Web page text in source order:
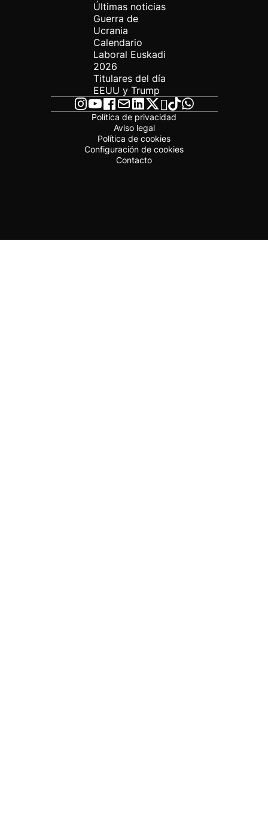
Últimas noticias
Guerra de
Ucrania
Calendario
Laboral Euskadi
2026
Titulares del día
EEUU y Trump
Política de privacidad
Aviso legal
Política de cookies
Configuración de cookies
Contacto